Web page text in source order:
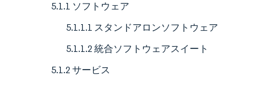
5.1.1 ソフトウェア
5.1.1.1 スタンドアロンソフトウェア
5.1.1.2 統合ソフトウェアスイート
5.1.2 サービス